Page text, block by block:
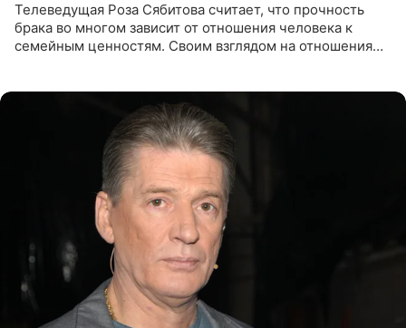
Телеведущая Роза Сябитова считает, что прочность
брака во многом зависит от отношения человека к
семейным ценностям. Своим взглядом на отношения